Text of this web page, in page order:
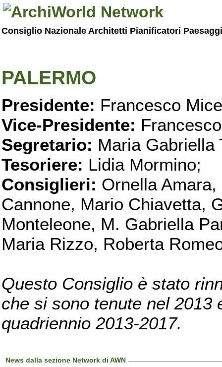
Consiglio Nazionale Architetti Pianificatori
PALERMO
Presidente: Francesco
Vice-Presidente:
Segretario: Maria Gabriella
Tesoriere: Lidia Mormino;
Consiglieri: Ornella
Cannone, Mario Chiavetta,
Monteleone, M. Gabriella
Maria Rizzo, Roberta
Questo Consiglio è stato
che si sono tenute nel 2013
quadriennio 2013-2017.
News dalla sezione Network di AWN